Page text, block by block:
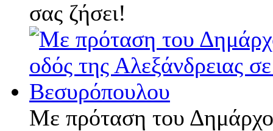
σας ζήσει!
Με πρόταση του